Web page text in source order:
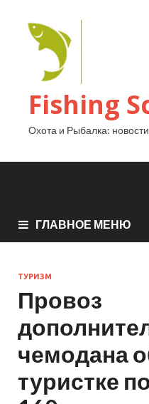
Fishing
Охота и Рыбалка:
ГЛАВНОЕ МЕНЮ
ТУРИЗМ
Провоз
чемодана
туристке